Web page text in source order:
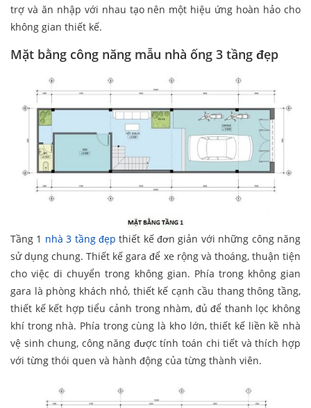
trợ và ăn nhập với nhau tạo nên một hiệu ứng hoàn hảo cho
không gian thiết kế.
Mặt bằng công năng mẫu nhà ống 3 tầng đẹp
Tầng 1 nhà 3 tầng đẹp thiết kế đơn giản với những công năng
sử dụng chung. Thiết kế gara để xe rộng và thoáng, thuận tiện
cho việc di chuyển trong không gian. Phía trong không gian
gara là phòng khách nhỏ, thiết kế cạnh cầu thang thông tầng,
thiết kế kết hợp tiểu cảnh trong nhàm, đủ để thanh lọc không
khí trong nhà. Phía trong cùng là kho lớn, thiết kế liền kề nhà
vệ sinh chung, công năng được tính toán chi tiết và thích hợp
với từng thói quen và hành động của từng thành viên.